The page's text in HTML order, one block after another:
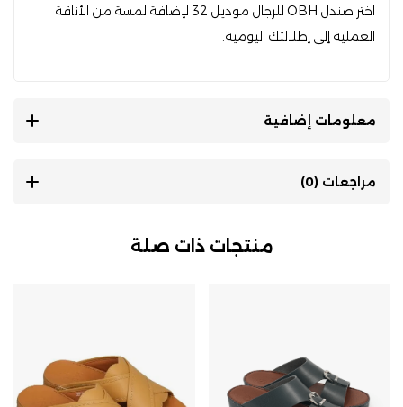
اختر صندل OBH للرجال موديل 32 لإضافة لمسة من الأناقة
العملية إلى إطلالتك اليومية.
معلومات إضافية
مراجعات (0)
منتجات ذات صلة